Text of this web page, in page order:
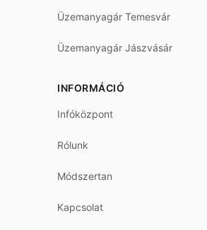
Üzemanyagár Temesvár
Üzemanyagár Jászvásár
INFORMÁCIÓ
Infóközpont
Rólunk
Módszertan
Kapcsolat